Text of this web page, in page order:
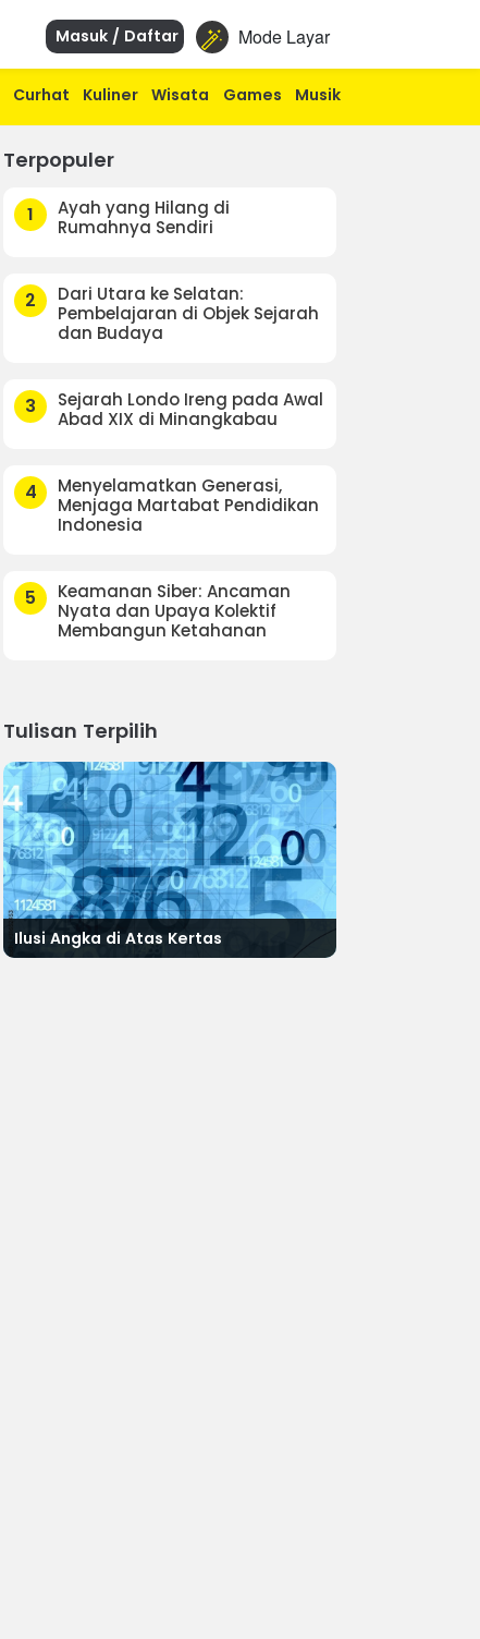
Mode Layar
Masuk / Daftar
Curhat Kuliner Wisata Games Musik
Terpopuler
1
Ayah yang Hilang di
Rumahnya Sendiri
2
Dari Utara ke Selatan:
Pembelajaran di Objek Sejarah
dan Budaya
3
Sejarah Londo Ireng pada Awal
Abad XIX di Minangkabau
4
Menyelamatkan Generasi,
Menjaga Martabat Pendidikan
Indonesia
5
Keamanan Siber: Ancaman
Nyata dan Upaya Kolektif
Membangun Ketahanan
Tulisan Terpilih
Ilusi Angka di Atas Kertas